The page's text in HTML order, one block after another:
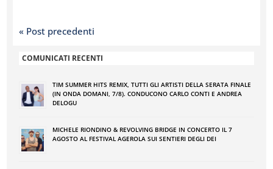
« Post precedenti
COMUNICATI RECENTI
TIM SUMMER HITS REMIX, TUTTI GLI ARTISTI DELLA SERATA FINALE
(IN ONDA DOMANI, 7/8). CONDUCONO CARLO CONTI E ANDREA
DELOGU
MICHELE RIONDINO & REVOLVING BRIDGE IN CONCERTO IL 7
AGOSTO AL FESTIVAL AGEROLA SUI SENTIERI DEGLI DEI